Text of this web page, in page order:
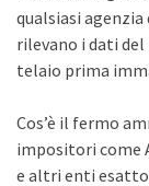
qualsiasi
rilevano i dati
telaio prima
Cos’è il fermo
impositori come
e altri enti